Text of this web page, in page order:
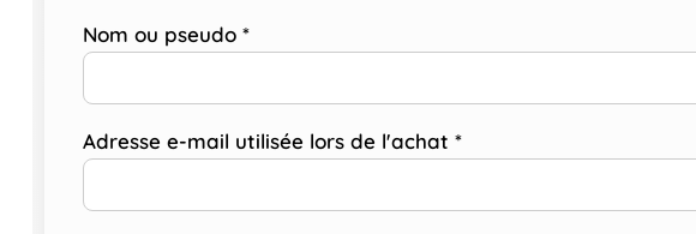
Nom ou pseudo *
Adresse e-mail utilisée lors de l'achat *